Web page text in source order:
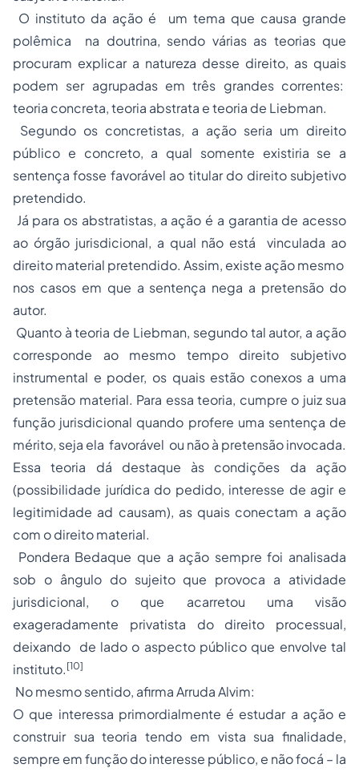
O instituto da ação é um tema que causa grande
polêmica na doutrina, sendo várias as teorias que
procuram explicar a natureza desse direito, as quais
podem ser agrupadas em três grandes correntes:
teoria concreta, teoria abstrata e teoria de Liebman.
Segundo os concretistas, a ação seria um direito
público e concreto, a qual somente existiria se a
sentença fosse favorável ao titular do direito subjetivo
pretendido.
Já para os abstratistas, a ação é a garantia de acesso
ao órgão jurisdicional, a qual não está vinculada ao
direito material pretendido. Assim, existe ação mesmo
nos casos em que a sentença nega a pretensão do
autor.
Quanto à teoria de Liebman, segundo tal autor, a ação
corresponde ao mesmo tempo direito subjetivo
instrumental e poder, os quais estão conexos a uma
pretensão material. Para essa teoria, cumpre o juiz sua
função jurisdicional quando profere uma sentença de
mérito, seja ela favorável ou não à pretensão invocada.
Essa teoria dá destaque às condições da ação
(possibilidade jurídica do pedido, interesse de agir e
legitimidade ad causam), as quais conectam a ação
com o direito material.
Pondera Bedaque que a ação sempre foi analisada
sob o ângulo do sujeito que provoca a atividade
jurisdicional, o que acarretou uma visão
exageradamente privatista do direito processual,
deixando de lado o aspecto público que envolve tal
instituto. [10]
No mesmo sentido, afirma Arruda Alvim:
O que interessa primordialmente é estudar a ação e
construir sua teoria tendo em vista sua finalidade,
sempre em função do interesse público, e não focá – la